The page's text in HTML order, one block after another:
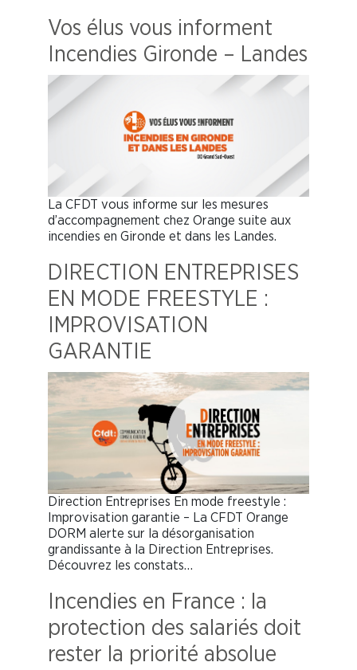
Vos élus vous informent
Incendies Gironde – Landes
La CFDT vous informe sur les mesures
d’accompagnement chez Orange suite aux
incendies en Gironde et dans les Landes.
DIRECTION ENTREPRISES
EN MODE FREESTYLE :
IMPROVISATION
GARANTIE
Direction Entreprises En mode freestyle :
Improvisation garantie – La CFDT Orange
DORM alerte sur la désorganisation
grandissante à la Direction Entreprises.
Découvrez les constats…
Incendies en France : la
protection des salariés doit
rester la priorité absolue